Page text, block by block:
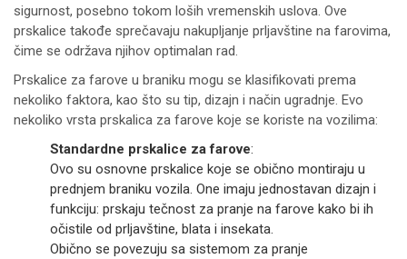
sigurnost, posebno tokom loših vremenskih uslova. Ove
prskalice takođe sprečavaju nakupljanje prljavštine na farovima,
čime se održava njihov optimalan rad.
Prskalice za farove u braniku mogu se klasifikovati prema
nekoliko faktora, kao što su tip, dizajn i način ugradnje. Evo
nekoliko vrsta prskalica za farove koje se koriste na vozilima:
Standardne prskalice za farove:
Ovo su osnovne prskalice koje se obično montiraju u
prednjem braniku vozila. One imaju jednostavan dizajn i
funkciju: prskaju tečnost za pranje na farove kako bi ih
očistile od prljavštine, blata i insekata.
Obično se povezuju sa sistemom za pranje